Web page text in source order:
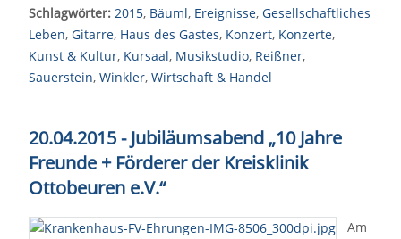
Schlagwörter: 2015, Bäuml, Ereignisse, Gesellschaftliches
Leben, Gitarre, Haus des Gastes, Konzert, Konzerte,
Kunst & Kultur, Kursaal, Musikstudio, Reißner,
Sauerstein, Winkler, Wirtschaft & Handel
20.04.2015 - Jubiläumsabend „10 Jahre
Freunde + Förderer der Kreisklinik
Ottobeuren e.V.“
Am